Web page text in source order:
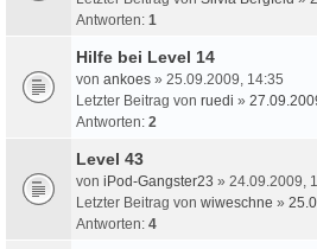
Antworten: 1
Hilfe bei Level 14
von ankoes » 25.09.2009, 14:35
Letzter Beitrag von ruedi »
Antworten: 2
Level 43
von iPod-Gangster23 » 24.09.2009,
Letzter Beitrag von wiweschne »
Antworten: 4